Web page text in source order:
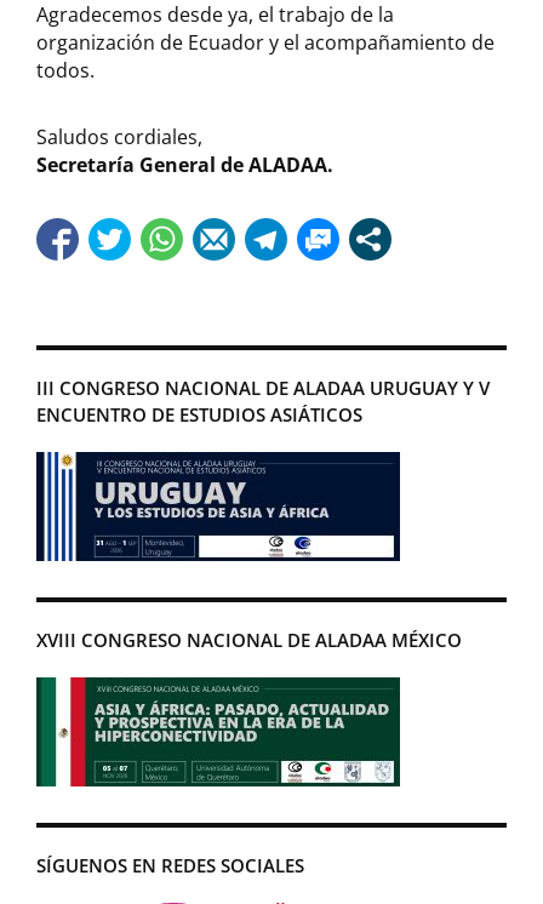
Agradecemos desde ya, el trabajo de la
organización de Ecuador y el acompañamiento de
todos.
Saludos cordiales,
Secretaría General de ALADAA.
III CONGRESO NACIONAL DE ALADAA URUGUAY Y V
ENCUENTRO DE ESTUDIOS ASIÁTICOS
XVIII CONGRESO NACIONAL DE ALADAA MÉXICO
SÍGUENOS EN REDES SOCIALES